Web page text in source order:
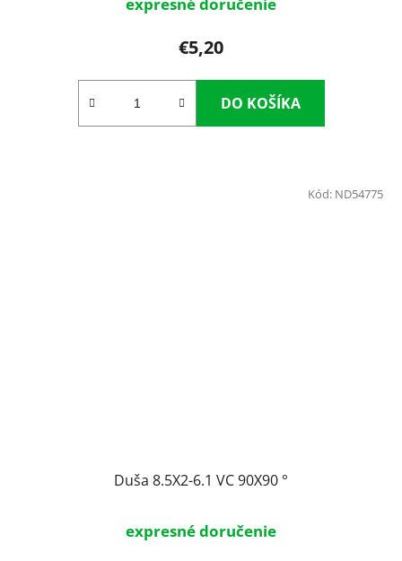
expresné doručenie
€5,20
DO KOŠÍKA
Duša 8.5X2-6.1 VC 90X90 °
expresné doručenie
Kód: ND54775